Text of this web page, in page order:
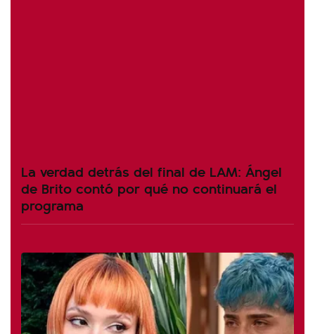
La verdad detrás del final de LAM: Ángel
de Brito contó por qué no continuará el
programa